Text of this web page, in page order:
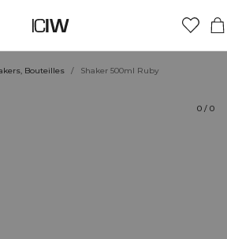
Bouteilles / Shaker 500ml Ruby
0 / 0